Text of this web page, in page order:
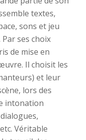
textes,
sons et jeu
ses choix
de mise en
Il choisit les
et leur
lors des
intonation
Véritable